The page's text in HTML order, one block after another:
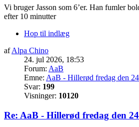
Vi bruger Jasson som 6’er. Han fumler
efter 10 minutter
Hop til indlæg
afAlpa Chino
24. jul 2026, 18:53
Forum: AaB
Emne: AaB - Hillerød fredag den
Svar: 199
Visninger: 10120
Re: AaB - Hillerød fredag den